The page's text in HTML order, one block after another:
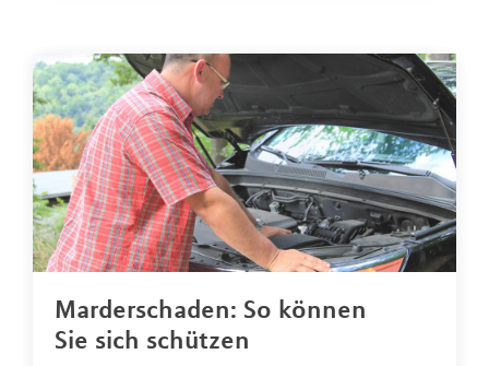
Marderschaden: So können
Sie sich schützen